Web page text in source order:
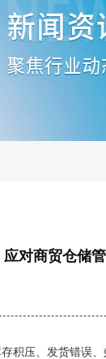
应对商贸仓储
积压、发货错误